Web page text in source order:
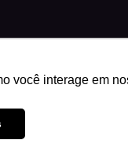
você interage em